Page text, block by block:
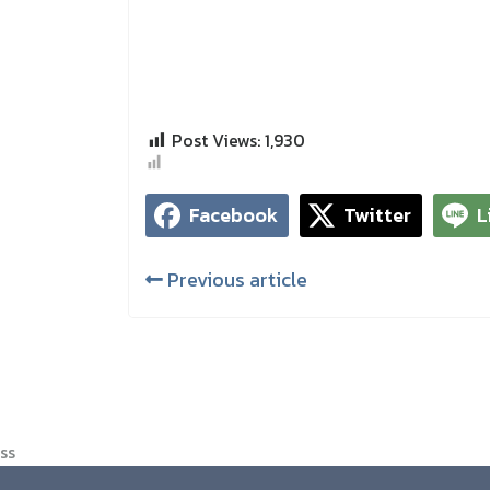
Post Views:1,930
Facebook Twitter
Previous article
ss